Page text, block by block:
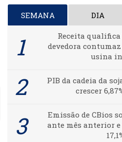
SEMANA DIA
Receita
devedora
usina
PIB da cadeia da
crescer
Emissão de CBios
ante mês anterior